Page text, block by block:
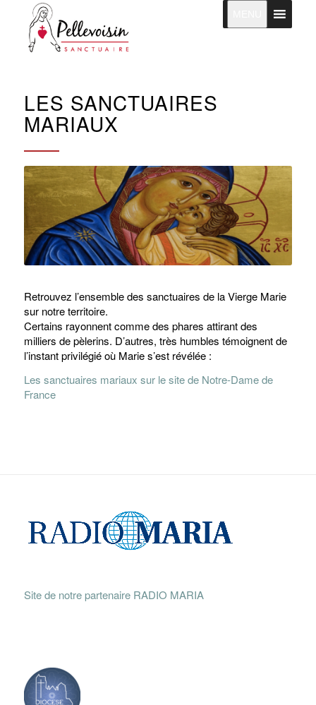
LES SANCTUAIRES
MARIAUX
Retrouvez l’ensemble des sanctuaires de la Vierge Marie
sur notre territoire.
Certains rayonnent comme des phares attirant des
milliers de pèlerins. D’autres, très humbles témoignent de
l’instant privilégié où Marie s’est révélée :
Les sanctuaires mariaux sur le site de Notre-Dame de
France
Site de notre partenaire RADIO MARIA